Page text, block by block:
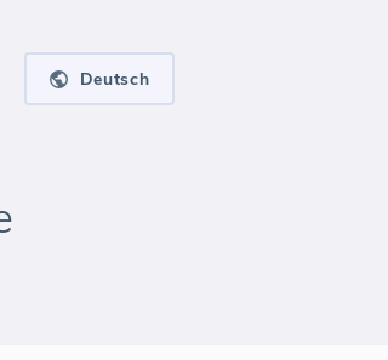
Deutsch